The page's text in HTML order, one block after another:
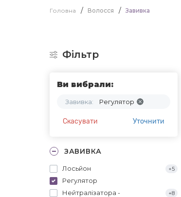
Головна Волосся Завивка
Фільтр
Ви вибрали:
Завивка: Регулятор
Скасувати Уточнити
ЗАВИВКА
Лосьйон +5
Регулятор
Нейтралізатора -
+8